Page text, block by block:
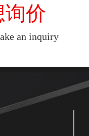
询价
an inquiry